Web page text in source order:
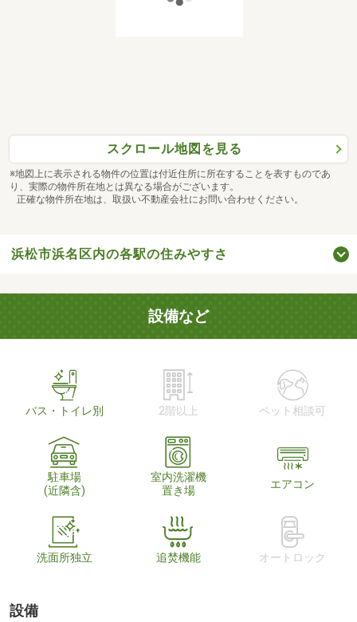
スクロール地図を見る
※地図上に表示される物件の位置は付近住所に所在することを表すものであ
り、実際の物件所在地とは異なる場合がございます。
正確な物件所在地は、取扱い不動産会社にお問い合わせください。
浜松市浜名区内の各駅の住みやすさ
設備など
バス・トイレ別 2階以上 ペット相談可
駐車場
(近隣含)
室内洗濯機
置き場
エアコン
洗面所独立 追焚機能 オートロック
設備